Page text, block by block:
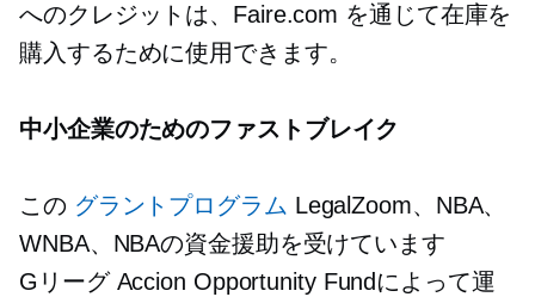
へのクレジットは、Faire.com を通じて在庫を
購入するために使用できます。
中小企業のためのファストブレイク
この グラントプログラム LegalZoom、NBA、
WNBA、NBAの資金援助を受けています
GリーグAccion Opportunity Fundによって運